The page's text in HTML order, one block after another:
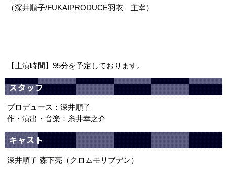
（深井順子/FUKAIPRODUCE羽衣 主宰）
【上演時間】95分を予定しております。
スタッフ
プロデュース：深井順子
作・演出・音楽：糸井幸之介
キャスト
深井順子 森下亮（クロムモリブデン）